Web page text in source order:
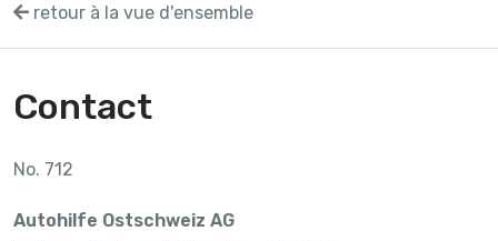
retour à la vue d'ensemble
Contact
No. 712
Autohilfe Ostschweiz AG